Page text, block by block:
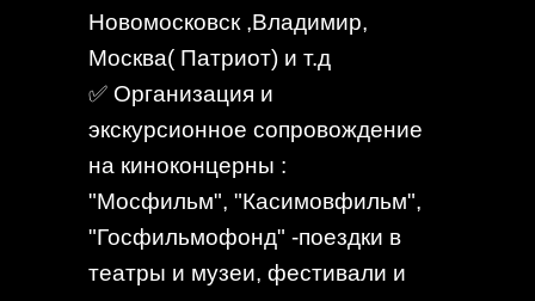
Новомосковск ,Владимир,
Москва( Патриот) и т.д
✅ Организация и
экскурсионное сопровождение
на киноконцерны :
"Мосфильм", "Касимовфильм",
"Госфильмофонд" -поездки в
театры и музеи, фестивали и